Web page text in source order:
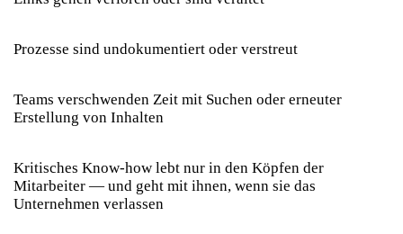
Prozesse sind undokumentiert oder verstreut
Teams verschwenden Zeit mit Suchen oder erneuter
Erstellung von Inhalten
Kritisches Know-how lebt nur in den Köpfen der
Mitarbeiter — und geht mit ihnen, wenn sie das
Unternehmen verlassen